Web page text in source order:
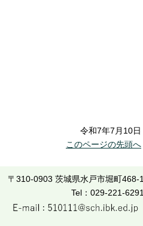
令和7年7月10日
このページの先頭へ
〒310-0903 茨城県水戸市堀町468-1
Tel：029-221-6291